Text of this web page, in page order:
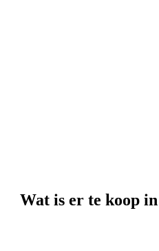
Wat is er te koop